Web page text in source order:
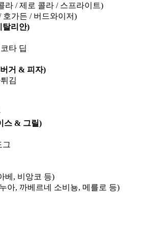
라 / 제로 콜라 / 스프라이트)
호가든 / 버드와이저)
탈리안)
타 딥
거 & 피자)
김
스 & 그릴)
그
베, 비앙코 등)
아, 까베르네 소비뇽, 메를로 등)